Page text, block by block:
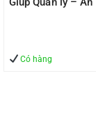
Có hàng